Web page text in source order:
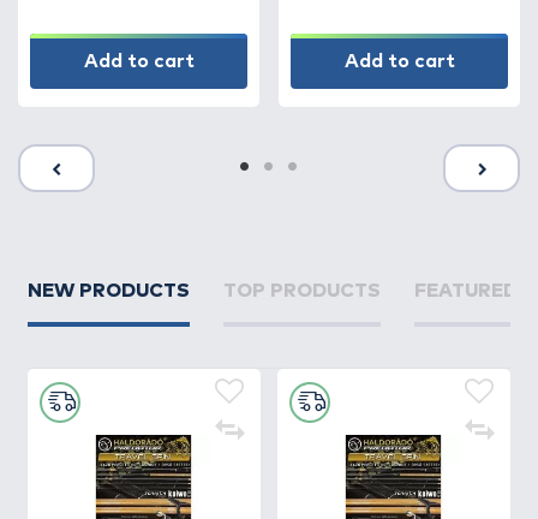
Add to cart Add to cart
NEW PRODUCTS TOP PRODUCTS FEATURED